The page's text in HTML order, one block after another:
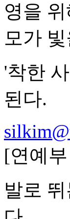
영을
모가
'착한
된다.
[연예부
발로